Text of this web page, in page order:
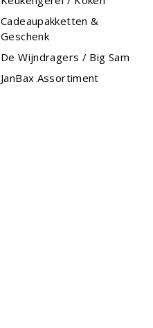
Cadeaupakketten &
Geschenk
De Wijndragers / Big Sam
JanBax Assortiment